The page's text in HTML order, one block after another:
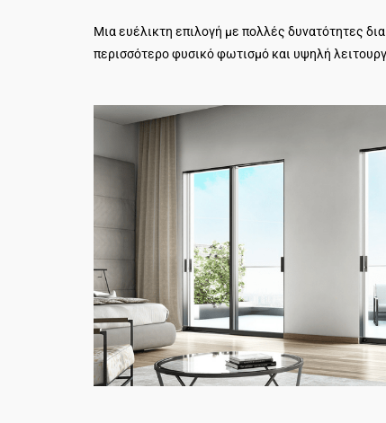
Μια ευέλικτη επιλογή με πολλές δυνατότητες
περισσότερο φυσικό φωτισμό και υψηλή